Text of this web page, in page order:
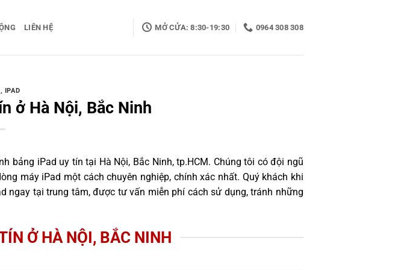
LIÊN HỆ MỞ CỬA: 8:30-19:30 0964 308 308
, IPAD
ở Hà Nội, Bắc Ninh
bảng iPad uy tín tại Hà Nội, Bắc Ninh, tp.HCM. Chúng tôi có đội ngũ
máy iPad một cách chuyên nghiệp, chính xác nhất. Quý khách khi
ngay tại trung tâm, được tư vấn miễn phí cách sử dụng, tránh những
Ở HÀ NỘI, BẮC NINH